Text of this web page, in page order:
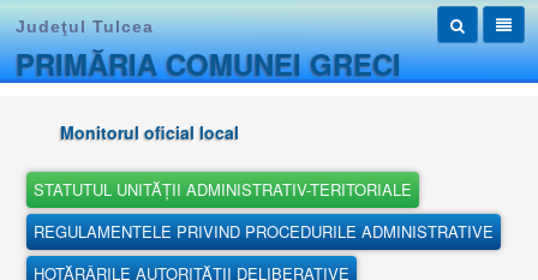
Judeţul Tulcea
PRIMĂRIA COMUNEI GRECI
Monitorul oficial local
STATUTUL UNITĂȚII ADMINISTRATIV-TERITORIALE
REGULAMENTELE PRIVIND PROCEDURILE ADMINISTRATIVE
HOTĂRÂRILE AUTORITĂȚII DELIBERATIVE